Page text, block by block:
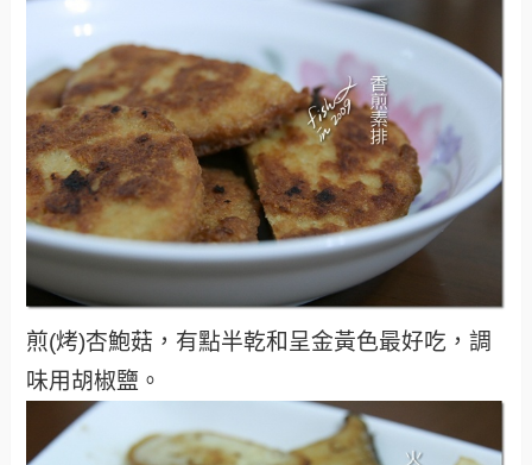
煎(烤)杏鮑菇，有點半乾和呈金黃色最好吃，調
味用胡椒鹽。